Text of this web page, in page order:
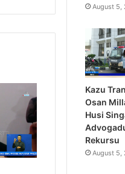
August 5,
Kazu
Osan
Husi
Rekursu
August 5,